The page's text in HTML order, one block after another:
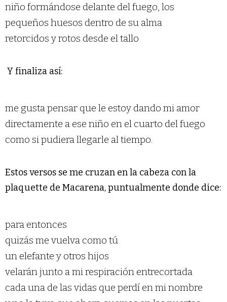
niño formándose delante del fuego, los
pequeños huesos dentro de su alma
retorcidos y rotos desde el tallo
Y finaliza así:
me gusta pensar que le estoy dando mi amor
directamente a ese niño en el cuarto del fuego
como si pudiera llegarle al tiempo.
Estos versos se me cruzan en la cabeza con la
plaquette de Macarena, puntualmente donde dice:
para entonces
quizás me vuelva como tú
un elefante y otros hijos
velarán junto a mi respiración entrecortada
cada una de las vidas que perdí en mi nombre